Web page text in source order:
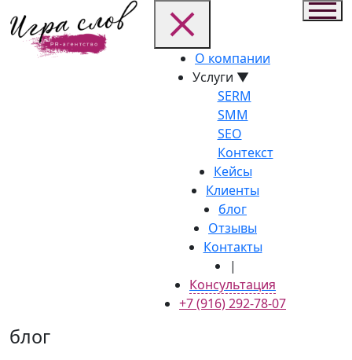
О компании
Услуги ▼
SERM
SMM
SEO
Контекст
Кейсы
Клиенты
блог
Отзывы
Контакты
|
Консультация
+7 (916) 292-78-07
блог